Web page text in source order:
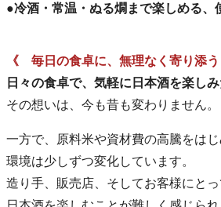
●冷酒・常温・ぬる燗まで楽しめる、
《 毎日の食卓に、無理なく寄り添
日々の食卓で、気軽に日本酒を楽しみ
その想いは、今も昔も変わりません。
一方で、原料米や資材費の高騰をは
環境は少しずつ変化しています。
造り手、販売店、そしてお客様にと